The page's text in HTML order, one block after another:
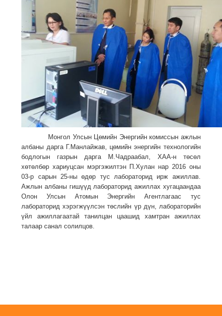
Монгол Улсын Цөмийн Энергийн комиссын ажлын
албаны дарга Г.Манлайжав, цөмийн энергийн технологийн
бодлогын газрын дарга М.Чадраабал, ХАА-н төсөл
хөтөлбөр хариуцсан мэргэжилтэн П.Хулан нар 2016 оны
03-р сарын 25-ны өдөр тус лабораторид ирж ажиллав.
Ажлын албаны гишүүд лабораторид ажиллах хугацаандаа
Олон Улсын Атомын Энергийн Агентлагаас тус
лабораторид хэрэгжүүлсэн төслийн үр дүн, лабораторийн
үйл ажиллагаатай танилцан цаашид хамтран ажиллах
талаар санал солилцов.